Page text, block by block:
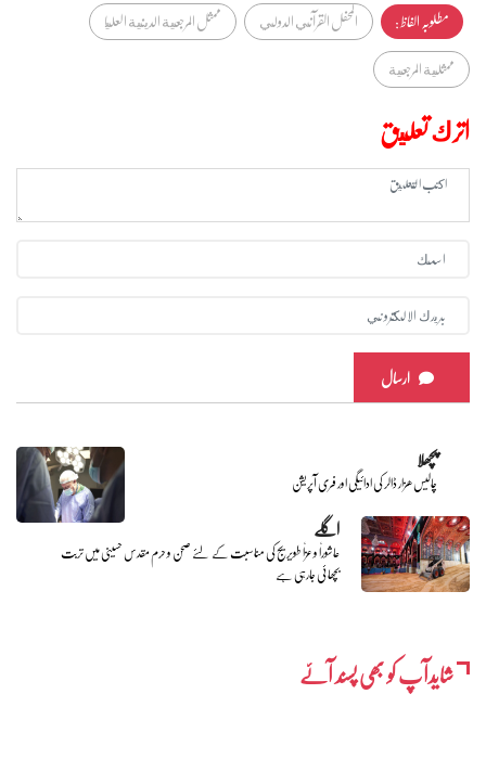
مطلوبہ الفاظ :
المحفل القرآني الدولي
ممثل المرجعية الدينية العليا
ممثلية المرجعية
اترك تعليق
ارسال
پچھلا
چالیس ھزار ڈالر کی ادائیگی اور فری آپریشن
اگلے
عاشوراٗ و عزاٗ طویریج کی مناسبت کے لئے صحن و حرم مقدس حسینی میں تربت
بچھائی جارہی ہے
شایدآپ کو بھی پسند آئے